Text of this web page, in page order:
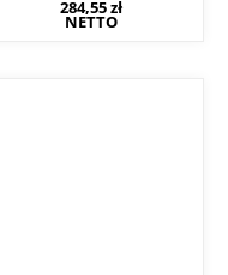
284,55zł
NETTO